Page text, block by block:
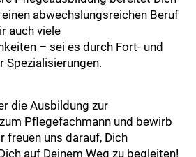
abwechslungsreichen Beruf
auch viele
– sei es durch Fort- und
Spezialisierungen.
die Ausbildung zur
Pflegefachmann und bewirb
freuen uns darauf, Dich
auf Deinem Weg zu begleiten!